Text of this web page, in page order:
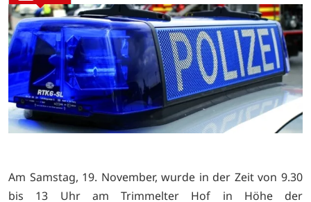
Am Samstag, 19. November, wurde in der Zeit von 9.30
bis 13 Uhr am Trimmelter Hof in Höhe der